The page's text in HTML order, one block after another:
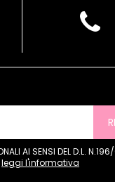
AI SENSI DEL D.L.
leggi l'informativa